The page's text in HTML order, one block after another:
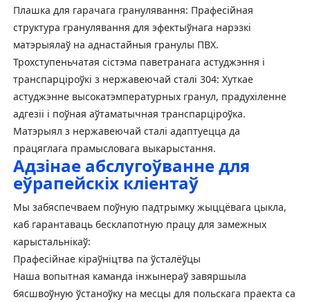
Плашка для гарачага гранулявання: Прафесійная
структура гранулявання для эфектыўнага нарэзкі
матэрыялаў на аднастайныя гранулы ПВХ.
Трохступеньчатая сістэма паветранага астуджэння і
транспарціроўкі з нержавеючай сталі 304: Хуткае
астуджэнне высокатэмпературных гранул, прадухіленне
адгезіі і поўная аўтаматычная транспарціроўка.
Матэрыял з нержавеючай сталі адаптуецца да
працяглага прамысловага выкарыстання.
Адзінае абслугоўванне для
еўрапейскіх кліентаў
Мы забяспечваем поўную падтрымку жыццёвага цыкла,
каб гарантаваць бесклапотную працу для замежных
карыстальнікаў:
Прафесійнае кіраўніцтва па ўсталёўцы
Наша вопытная каманда інжынераў завяршыла
бясшвоўную ўстаноўку на месцы для польскага праекта са